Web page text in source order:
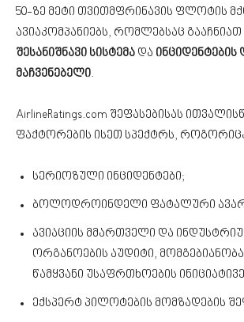
50-ზე მეტი თვითმფრინავის ფლოტის
ავიაკომპანიებს, რომლებსაც გააჩნიათ
შესანიშნავი სისტემა და ინციდენტების
მაჩვენებელი.
AirlineRatings.com შეფასებისას
ფაქტორების ისეთ სპექტრს,
სერიოზული ინციდენტები;
ბოლოდროინდელი ფატალური
ავიაციის მმართველი და
ორგანოების აუდიტი,
წამყვანი უსაფრთხოების
ექსპერტ პილოტების მომზადების